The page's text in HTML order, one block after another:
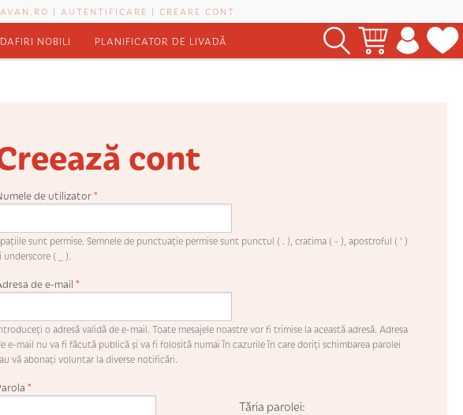
| AUTENTIFICARE | CREARE CONT
NOBILI PLANIFICATOR DE LIVADĂ
cont
de utilizator*
sunt permise. Semnele de punctuaţie permise sunt punctul ( . ), cratima ( - ), apostroful ( ' )
underscore ( _ ).
de e-mail*
o adresă validă de e-mail. Toate mesajele noastre vor fi trimise la această adresă. Adresa
e-mail nu va fi făcută publică şi va fi folosită numai în cazurile în care doriţi schimbarea parolei
vă abonaţi voluntar la diverse notificări.
Tăria parolei:
*